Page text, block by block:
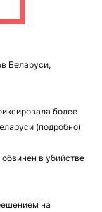
Беларуси,
более
(подробно)
в убийстве
на